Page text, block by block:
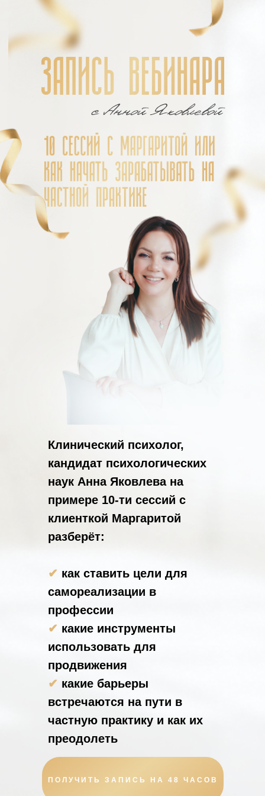
ПОЛУЧИТЬ ЗАПИСЬ НА 48 ЧАСОВ
Клинический психолог,
кандидат психологических
наук Анна Яковлева на
примере 10-ти сессий с
клиенткой Маргаритой
разберёт:
✔ как ставить цели для
самореализации в
профессии
✔ какие инструменты
использовать для
продвижения
✔ какие барьеры
встречаются на пути в
частную практику и как их
преодолеть